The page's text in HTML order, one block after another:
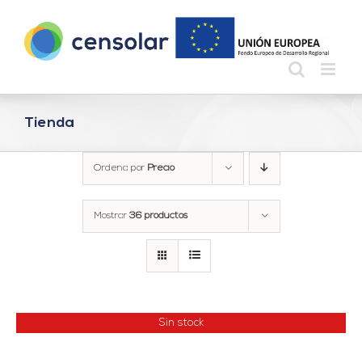
contenido
Tienda
Ordena por Precio
Mostrar 36 productos
Sin stock